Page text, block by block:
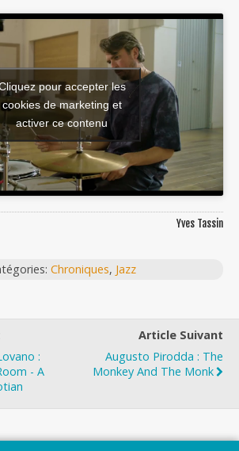
pour accepter les
cookies de marketing et
activer ce contenu
Yves Tassin
Chroniques, Jazz
:
- A
Article Suivant
Augusto Pirodda : The
Monkey And The Monk